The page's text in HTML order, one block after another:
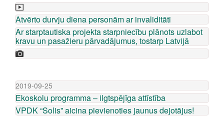
Atvērto durvju diena personām ar invaliditāti
Ar starptautiska projekta starpniecību plānots uzlabot
kravu un pasažieru pārvadājumus, tostarp Latvijā
2019-09-25
Ekoskolu programma – ilgtspējīga attīstība
VPDK “Solis” aicina pievienoties jaunus dejotājus!